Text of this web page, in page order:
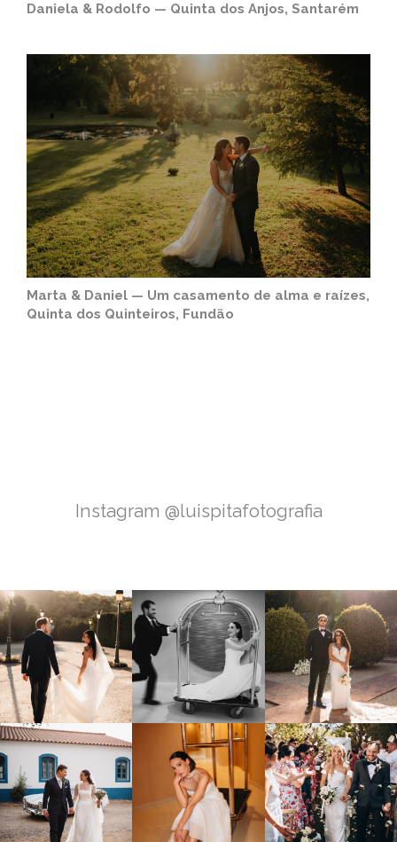
Daniela & Rodolfo — Quinta dos Anjos, Santarém
Marta & Daniel — Um casamento de alma e raízes,
Quinta dos Quinteiros, Fundão
Instagram @luispitafotografia